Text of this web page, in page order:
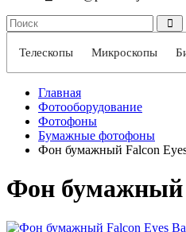
Телескопы Микроскопы
Главная
Фотооборудование
Фотофоны
Бумажные фотофоны
Фон бумажный Falcon
Фон бумажный